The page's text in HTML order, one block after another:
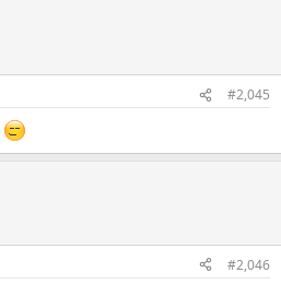
#2,045
#2,046